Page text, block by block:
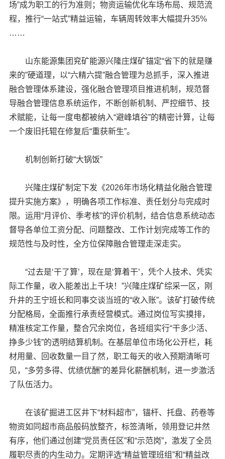
场”成为职工的行为准则；物资运输优化车场布局、规范流
程，推行“一站式”精益运输，车辆周转效率大幅提升35%
……
山东能源集团兖矿能源兴隆庄煤矿锚定“省下的就是赚
来的”硬道理，以“六精六提”融合管理为总抓手，深入推进
融合管理体系建设，强化融合管理项目推进机制，规范督
导融合管理信息系统运作，不断创新机制、严控细节、技
术赋能，让每一度电都被纳入“避峰填谷”的精密计算，让每
一个废旧托辊在修复后“重获新生”。
机制创新打破“大锅饭”
兴隆庄煤矿制定下发《2026年市场化精益化融合管理
提升实施方案》，明确各项工作标准、责任划分与完成时
限。运用“月评价、季考核”的评价机制，结合信息系统动态
督导各单位工资分配、问题整改、工作计划完成等工作的
规范性与及时性，全方位保障融合管理走深走实。
“过去是‘干了算’，现在是‘算着干’，凭个人技术、凭实
际工作量，收入能差出上千块！”兴隆庄煤矿综采一区，刚
升井的王宁班长和同事交谈当班的“收入账”。该矿打破传统
分配格局，全面推行承责经营模式。通过岗位写实摸排，
精准核定工作量，整合冗余岗位，各班组实行“干多少活、
挣多少钱”的透明结算机制。在基层单位市场化公开栏，耗
材用量、回收数量一目了然，职工每天的收入预期清晰可
见，“多劳多得、优绩优酬”的差异化薪酬机制，进一步激活
了队伍活力。
在该矿掘进工区井下“材料超市”，锚杆、托盘、药卷等
物资如同超市商品般码放整齐，标签清晰，领用登记井然
有序，他们通过创建“党员责任区”和“示范岗”，激发了全员
履职尽责的内生动力。定期评选“精益管理班组”和“精益改